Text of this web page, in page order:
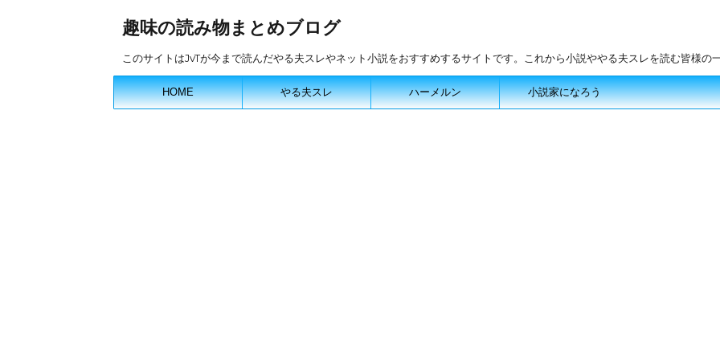
趣味の読み物まとめブログ
このサイトはJvTが今まで読んだやる夫スレやネット小説をおすすめするサイトです。これから小説ややる夫スレを読む皆様の
HOME やる夫スレ ハーメルン 小説家になろう